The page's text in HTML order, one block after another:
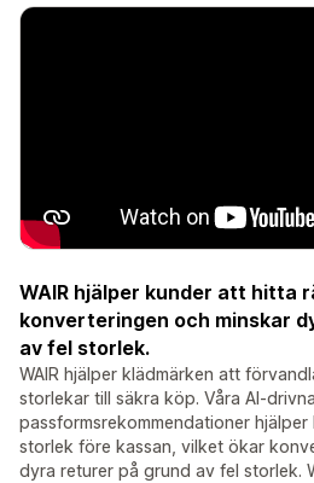
WAIR hjälper kunder att hitta
konverteringen och minskar
av fel storlek.
WAIR hjälper klädmärken att
storlekar till säkra köp. Våra AI-
passformsrekommendationer
storlek före kassan, vilket ökar
dyra returer på grund av fel storlek.